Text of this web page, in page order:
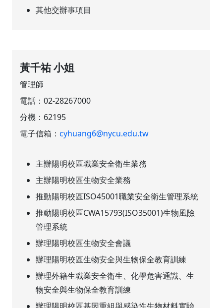
其他交辦事項目
黃千祐 小姐
管理師
電話：02-28267000
分機： 62195
電子信箱：cyhuang6@nycu.edu.tw
主辦陽明校區職業安全衛生業務
主辦陽明校區生物安全業務
推動陽明校區ISO45001職業安全衛生管理系統
推動陽明校區CWA15793(ISO35001)生物風險
管理系統
辦理陽明校區生物安全會議
辦理陽明校區生物安全與生物保全教育訓練
辦理外籍生職業安全衛生、化學危害通識、生
物安全與生物保全教育訓練